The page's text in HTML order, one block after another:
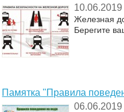
10.06.2019
Железная
Берегите
Памятка "Правила
06.06.2019